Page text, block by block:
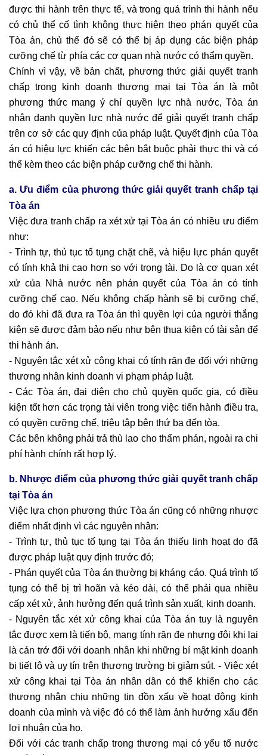
được thi hành trên thực tế, và trong quá trình thi hành nếu
có chủ thể cố tình không thực hiện theo phán quyết của
Tòa án, chủ thể đó sẽ có thể bị áp dụng các biện pháp
cưỡng chế từ phía các cơ quan nhà nước có thẩm quyền.
Chính vì vậy, về bản chất, phương thức giải quyết tranh
chấp trong kinh doanh thương mại tại Tòa án là một
phương thức mang ý chí quyền lực nhà nước, Tòa án
nhân danh quyền lực nhà nước để giải quyết tranh chấp
trên cơ sở các quy định của pháp luật. Quyết định của Tòa
án có hiệu lực khiến các bên bắt buộc phải thực thi và có
thể kèm theo các biện pháp cưỡng chế thi hành.
a. Ưu điểm của phương thức giải quyết tranh chấp tại
Tòa án
Việc đưa tranh chấp ra xét xử tại Tòa án có nhiều ưu điểm
như:
- Trình tự, thủ tục tố tụng chặt chẽ, và hiệu lực phán quyết
có tính khả thi cao hơn so với trọng tài. Do là cơ quan xét
xử của Nhà nước nên phán quyết của Tòa án có tính
cưỡng chế cao. Nếu không chấp hành sẽ bị cưỡng chế,
do đó khi đã đưa ra Tòa án thì quyền lợi của người thắng
kiện sẽ được đảm bảo nếu như bên thua kiện có tài sản để
thi hành án.
- Nguyên tắc xét xử công khai có tính răn đe đối với những
thương nhân kinh doanh vi phạm pháp luật.
- Các Tòa án, đại diện cho chủ quyền quốc gia, có điều
kiện tốt hơn các trọng tài viên trong việc tiến hành điều tra,
có quyền cưỡng chế, triệu tập bên thứ ba đến tòa.
Các bên không phải trả thù lao cho thẩm phán, ngoài ra chi
phí hành chính rất hợp lý.
b. Nhược điểm của phương thức giải quyết tranh chấp
tại Tòa án
Việc lựa chọn phương thức Tòa án cũng có những nhược
điểm nhất định vì các nguyên nhân:
- Trình tự, thủ tục tố tụng tại Tòa án thiếu linh hoạt do đã
được pháp luật quy định trước đó;
- Phán quyết của Tòa án thường bị kháng cáo. Quá trình tố
tụng có thể bị trì hoãn và kéo dài, có thể phải qua nhiều
cấp xét xử, ảnh hưởng đến quá trình sản xuất, kinh doanh.
- Nguyên tắc xét xử công khai của Tòa án tuy là nguyên
tắc được xem là tiến bộ, mang tính răn đe nhưng đôi khi lại
là cản trở đối với doanh nhân khi những bí mật kinh doanh
bị tiết lộ và uy tín trên thương trường bị giảm sút. - Việc xét
xử công khai tại Tòa án nhân dân có thể khiến cho các
thương nhân chịu những tin đồn xấu về hoạt động kinh
doanh của mình và việc đó có thể làm ảnh hưởng xấu đến
lợi nhuận của họ.
Đối với các tranh chấp trong thương mại có yếu tố nước